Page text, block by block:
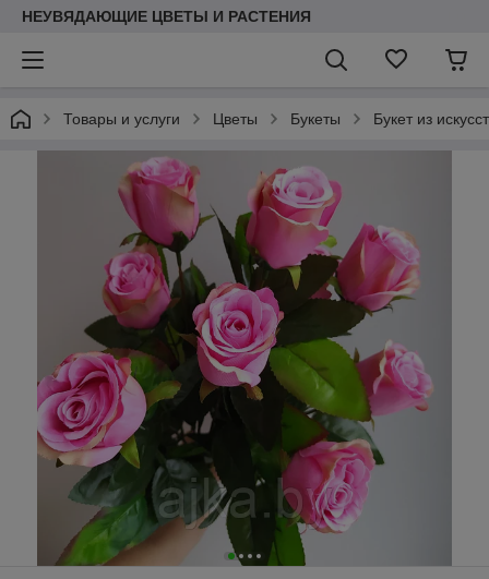
НЕУВЯДАЮЩИЕ ЦВЕТЫ И РАСТЕНИЯ
Товары и услуги Цветы Букеты Букет из